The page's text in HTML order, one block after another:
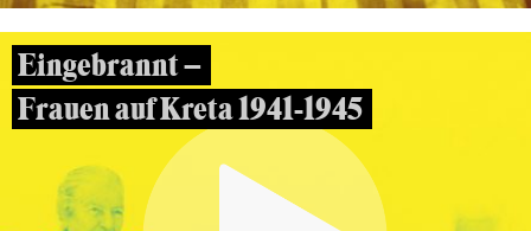
Eingebrannt –
Frauen auf Kreta 1941-1945